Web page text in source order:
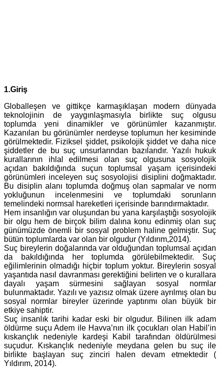
1.Giriş
Globalleşen ve gittikçe karmaşıklaşan modern dünyada
teknolojinin de yaygınlaşmasıyla birlikte suç olgusu
toplumda yeni dinamikler ve görünümler kazanmıştır.
Kazanılan bu görünümler nerdeyse toplumun her kesiminde
görülmektedir. Fiziksel şiddet, psikolojik şiddet ve daha nice
şiddetler de bu suç unsurlarından bazılarıdır. Yazılı hukuk
kurallarının ihlal edilmesi olan suç olgusuna sosyolojik
açıdan bakıldığında suçun toplumsal yaşam içerisindeki
görünümleri inceleyen suç sosyolojisi disiplini doğmaktadır.
Bu disiplin alanı toplumda doğmuş olan sapmalar ve norm
yokluğunun incelenmesini ve toplumdaki sorunların
temelindeki normsal hareketleri içerisinde barındırmaktadır.
Hem insanlığın var oluşundan bu yana karşılaştığı sosyolojik
bir olgu hem de birçok bilim dalına konu edinmiş olan suç
günümüzde önemli bir sosyal problem haline gelmiştir. Suç
bütün toplumlarda var olan bir olgudur (Yıldırım,2014).
Suç bireylerin doğalarında var olduğundan toplumsal açıdan
da bakıldığında her toplumda görülebilmektedir. Suç
eğilimlerinin olmadığı hiçbir toplum yoktur. Bireylerin sosyal
yaşantıda nasıl davranması gerektiğini belirten ve o kurallara
dayalı yaşam sürmesini sağlayan sosyal normlar
bulunmaktadır. Yazılı ve yazısız olmak üzere ayrılmış olan bu
sosyal normlar bireyler üzerinde yaptırımı olan büyük bir
etkiye sahiptir.
Suç insanlık tarihi kadar eski bir olgudur. Bilinen ilk adam
öldürme suçu Adem ile Havva’nın ilk çocukları olan Habil’in
kıskançlık nedeniyle kardeşi Kabil tarafından öldürülmesi
suçudur. Kıskançlık nedeniyle meydana gelen bu suç ile
birlikte başlayan suç zinciri halen devam etmektedir (
Yıldırım, 2014).